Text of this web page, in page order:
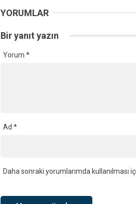
YORUMLAR
Bir yanıt yazın
Yorum *
Ad *
Daha sonraki yorumlarımda kullanılması